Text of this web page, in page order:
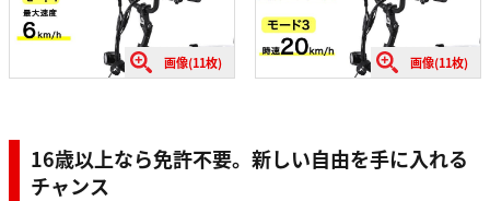
画像(11枚) 画像(11枚)
16歳以上なら免許不要。新しい自由を手に入れる
チャンス